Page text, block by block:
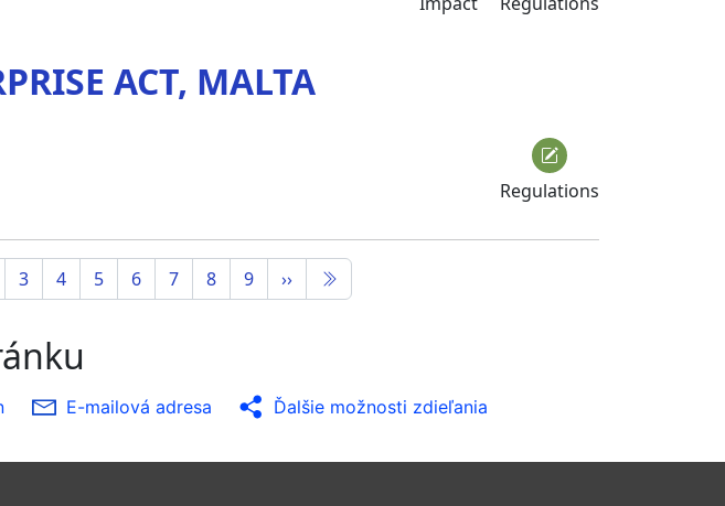
ACT, MALTA
Regulations
3 4 5 6 7 8 9 ››
E-mailová adresa Ďalšie možnosti zdieľania